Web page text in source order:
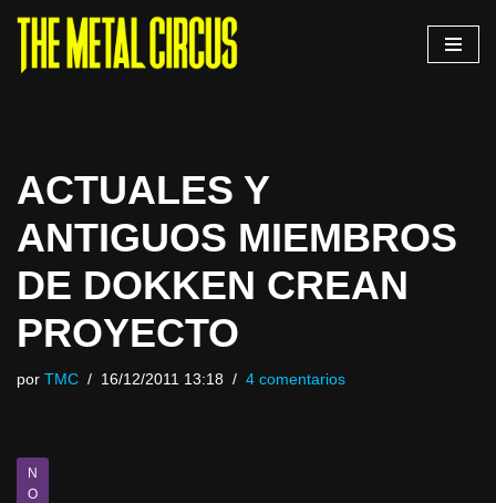
Saltar
ACTUALES Y
ANTIGUOS MIEMBROS
DE DOKKEN CREAN
PROYECTO
por TMC 16/12/2011 13:18 4 comentarios
N
O